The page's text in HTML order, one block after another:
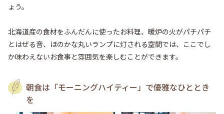
ょう。
北海道産の食材をふんだんに使ったお料理、暖炉の火がパチパチ
とはぜる音、ほのかな丸いランプに灯される空間では、ここでし
か味わえないお食事と雰囲気を楽しむことができます。
朝食は「モーニングハイティー」で優雅なひととき
を